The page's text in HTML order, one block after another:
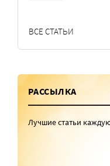
ВСЕ СТАТЬИ
РАССЫЛКА
Лучшие статьи